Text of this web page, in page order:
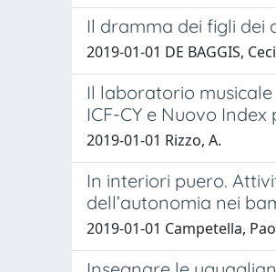
Il dramma dei figli dei
2019-01-01 DE BAGGIS,
Il laboratorio
ICF-CY e Nuovo Index
2019-01-01 Rizzo, A.
In interiori puero.
dell’autonomia nei
2019-01-01 Campetella,